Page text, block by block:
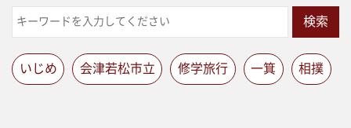
検索
いじめ 会津若松市立 修学旅行 一箕 相撲